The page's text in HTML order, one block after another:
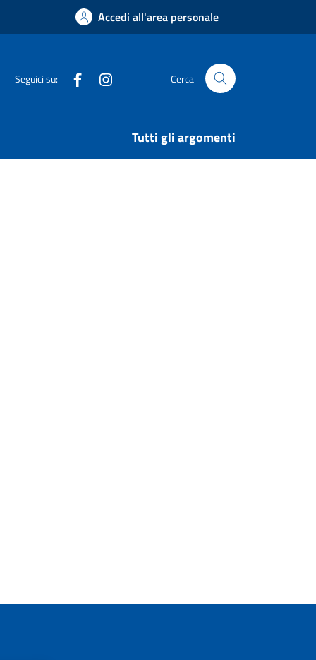
Accedi all'area personale
Seguici su: Facebook Cerca
Tutti gli argomenti